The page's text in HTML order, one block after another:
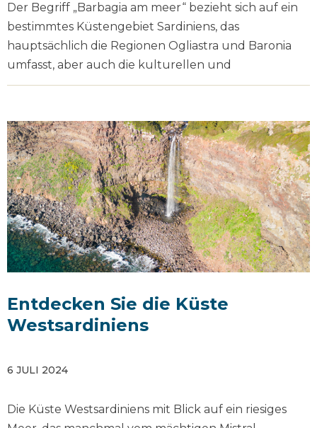
Der Begriff „Barbagia am meer“ bezieht sich auf ein
bestimmtes Küstengebiet Sardiniens, das
hauptsächlich die Regionen Ogliastra und Baronia
umfasst, aber auch die kulturellen und
Entdecken Sie die Küste
Westsardiniens
6 JULI 2024
Die Küste Westsardiniens mit Blick auf ein riesiges